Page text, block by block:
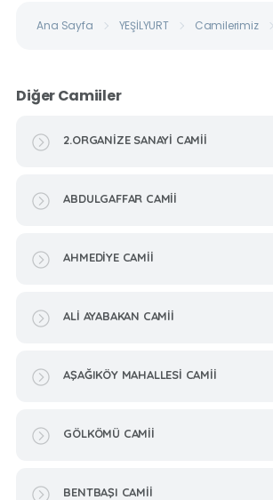
Ana Sayfa YEŞİLYURT Camilerimiz
Diğer Camiiler
2.ORGANİZE SANAYİ CAMİİ
ABDULGAFFAR CAMİİ
AHMEDİYE CAMİİ
ALİ AYABAKAN CAMİİ
AŞAĞIKÖY MAHALLESİ CAMİİ
GÖLKÖMÜ CAMİİ
BENTBAŞI CAMİİ